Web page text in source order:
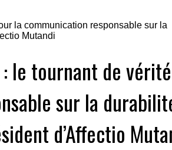
le tournant de vérité
sur la
d’Affectio